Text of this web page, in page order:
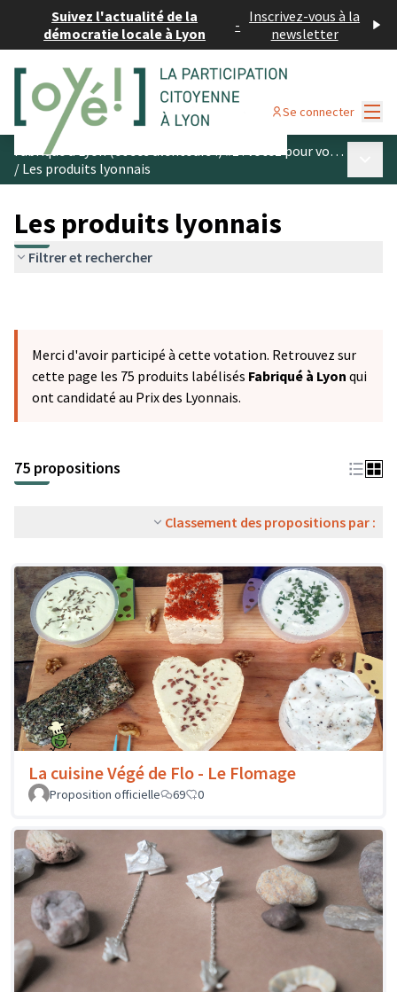
Suivez l'actualité de la
démocratie locale à Lyon
- Inscrivez-vous à la
newsletter
Se connecter
Fabriqué à Lyon (et ses alentours !) #1 : votez pour vos produits préférés
/ Les produits lyonnais
Les produits lyonnais
Filtrer et rechercher
Merci d'avoir participé à cette votation. Retrouvez sur
cette page les 75 produits labélisés Fabriqué à Lyon qui
ont candidaté au Prix des Lyonnais.
75 propositions
Classement des propositions par :
La cuisine Végé de Flo - Le Flomage
Proposition officielle 69 0